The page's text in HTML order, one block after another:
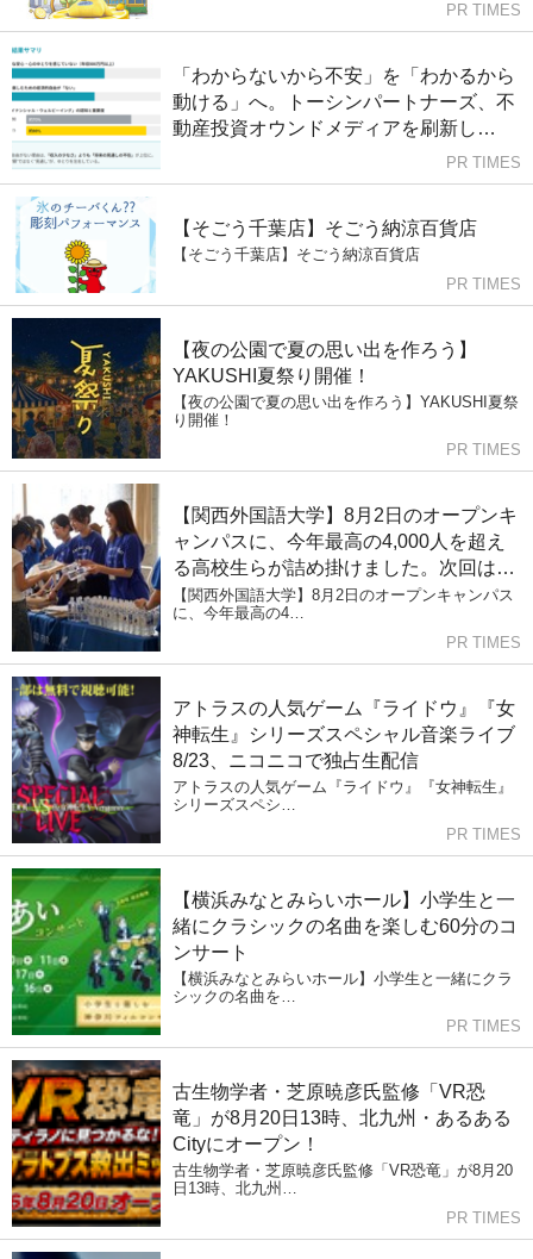
PR TIMES
「わからないから不安」を「わかるから
動ける」へ。トーシンパートナーズ、不
動産投資オウンドメディアを刷新し
『LENZ Well（レンズウェル）』として
提供開始
PR TIMES
【そごう千葉店】そごう納涼百貨店
【そごう千葉店】そごう納涼百貨店
PR TIMES
【夜の公園で夏の思い出を作ろう】
YAKUSHI夏祭り開催！
【夜の公園で夏の思い出を作ろう】YAKUSHI夏祭
り開催！
PR TIMES
【関西外国語大学】8月2日のオープンキ
ャンパスに、今年最高の4,000人を超え
る高校生らが詰め掛けました。次回は
2026年最後、8月22日（土）に開催しま
す
【関西外国語大学】8月2日のオープンキャンパス
に、今年最高の4…
PR TIMES
アトラスの人気ゲーム『ライドウ』『女
神転生』シリーズスペシャル音楽ライブ
8/23、ニコニコで独占生配信
アトラスの人気ゲーム『ライドウ』『女神転生』
シリーズスペシ…
PR TIMES
【横浜みなとみらいホール】小学生と一
緒にクラシックの名曲を楽しむ60分のコ
ンサート
【横浜みなとみらいホール】小学生と一緒にクラ
シックの名曲を…
PR TIMES
古生物学者・芝原暁彦氏監修「VR恐
竜」が8月20日13時、北九州・あるある
Cityにオープン！
古生物学者・芝原暁彦氏監修「VR恐竜」が8月20
日13時、北九州…
PR TIMES